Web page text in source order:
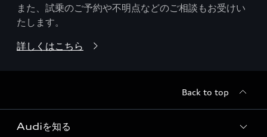
また、試乗のご予約や不明点などのご相談もお受けい
たします。
詳しくはこちら
Back to top
Audiを知る